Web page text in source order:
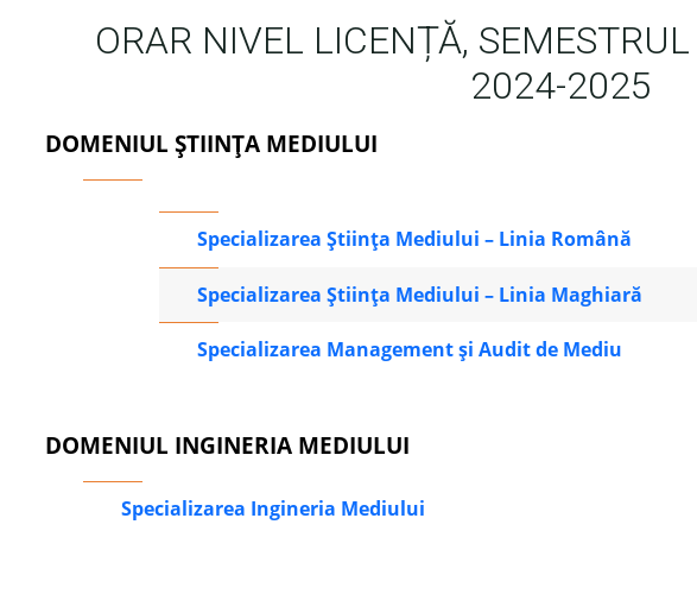
ORAR NIVEL LICENȚĂ,
2024-2025
DOMENIUL ȘTIINȚA MEDIULUI
Specializarea Știința Mediului – Linia Română
Specializarea Știința Mediului – Linia Maghiară
Specializarea Management și Audit de Mediu
DOMENIUL INGINERIA MEDIULUI
Specializarea Ingineria Mediului